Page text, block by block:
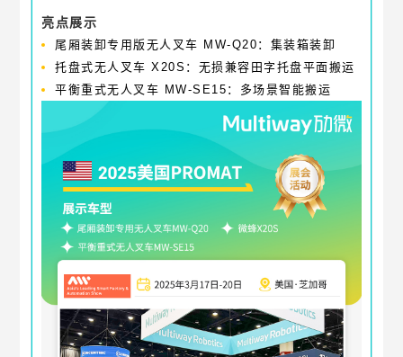
亮点展示
尾厢装卸专用版无人叉车 MW-Q20：集装箱装卸
托盘式无人叉车 X20S：无损兼容田字托盘平面搬运
平衡重式无人叉车 MW-SE15：多场景智能搬运